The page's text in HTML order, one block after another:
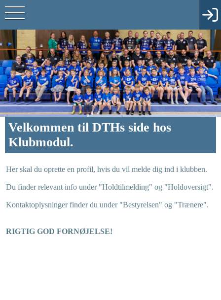
Velkommen til DTHs side hos
Klubmodul.
Her skal du oprette en profil, hvis du vil melde dig ind i klubben.
Du finder relevant info under "Holdtilmelding" og "Holdoversigt".
Kontaktoplysninger finder du under "Bestyrelsen" og "Trænere".
RIGTIG GOD FORNØJELSE!